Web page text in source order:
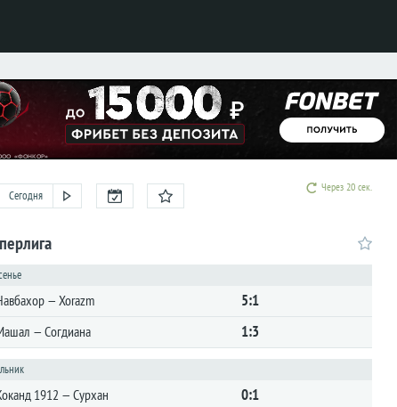
Через 19 сек.
Сегодня
— Xorazm 5:1
— Согдиана 1:3
1912 — Сурхан 0:1